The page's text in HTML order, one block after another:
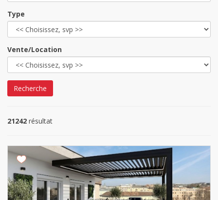
Type
Vente/Location
Recherche
21242 résultat